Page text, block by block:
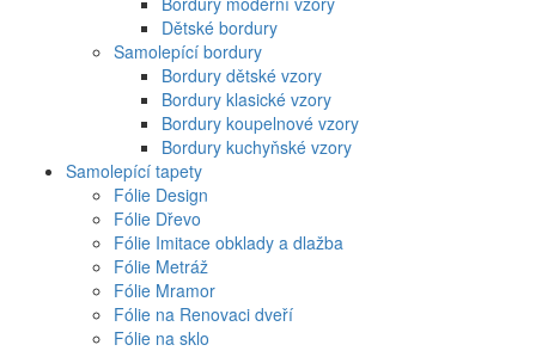
Dětské bordury
Samolepící bordury
Bordury dětské vzory
Bordury klasické vzory
Bordury koupelnové vzory
Bordury kuchyňské vzory
Samolepící tapety
Fólie Design
Fólie Dřevo
Fólie Imitace obklady a dlažba
Fólie Metráž
Fólie Mramor
Fólie na Renovaci dveří
Fólie na sklo